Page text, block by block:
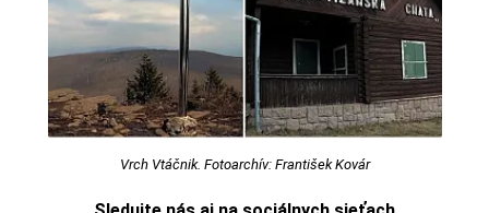
Vrch Vtáčnik. Fotoarchív: František Kovár